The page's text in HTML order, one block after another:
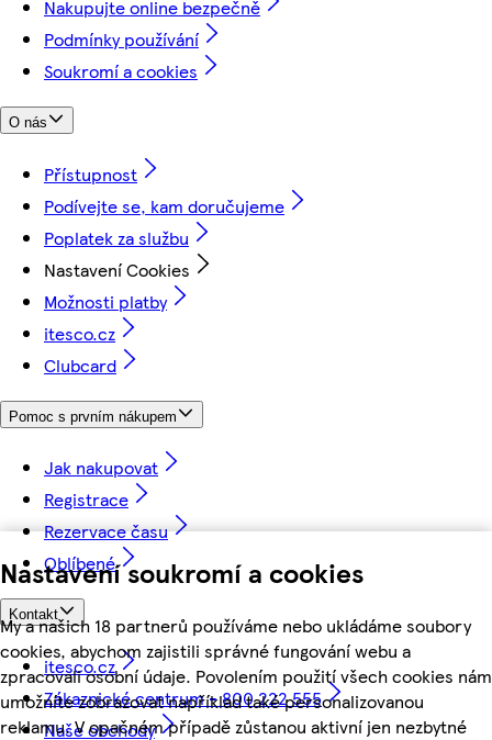
Nastavení soukromí a cookies
My a našich 18 partnerů používáme nebo ukládáme soubory
cookies, abychom zajistili správné fungování webu a
zpracovali osobní údaje. Povolením použití všech cookies nám
umožníte zobrazovat například také personalizovanou
reklamu. V opačném případě zůstanou aktivní jen nezbytné
Nakupujte online bezpečně
Podmínky používání
Soukromí a cookies
O nás
Přístupnost
Podívejte se, kam doručujeme
Poplatek za službu
Nastavení Cookies
Možnosti platby
itesco.cz
Clubcard
Pomoc s prvním nákupem
Jak nakupovat
Registrace
Rezervace času
Oblíbené
Kontakt
itesco.cz
Zákaznické centrum - 800 222 555
Naše obchody